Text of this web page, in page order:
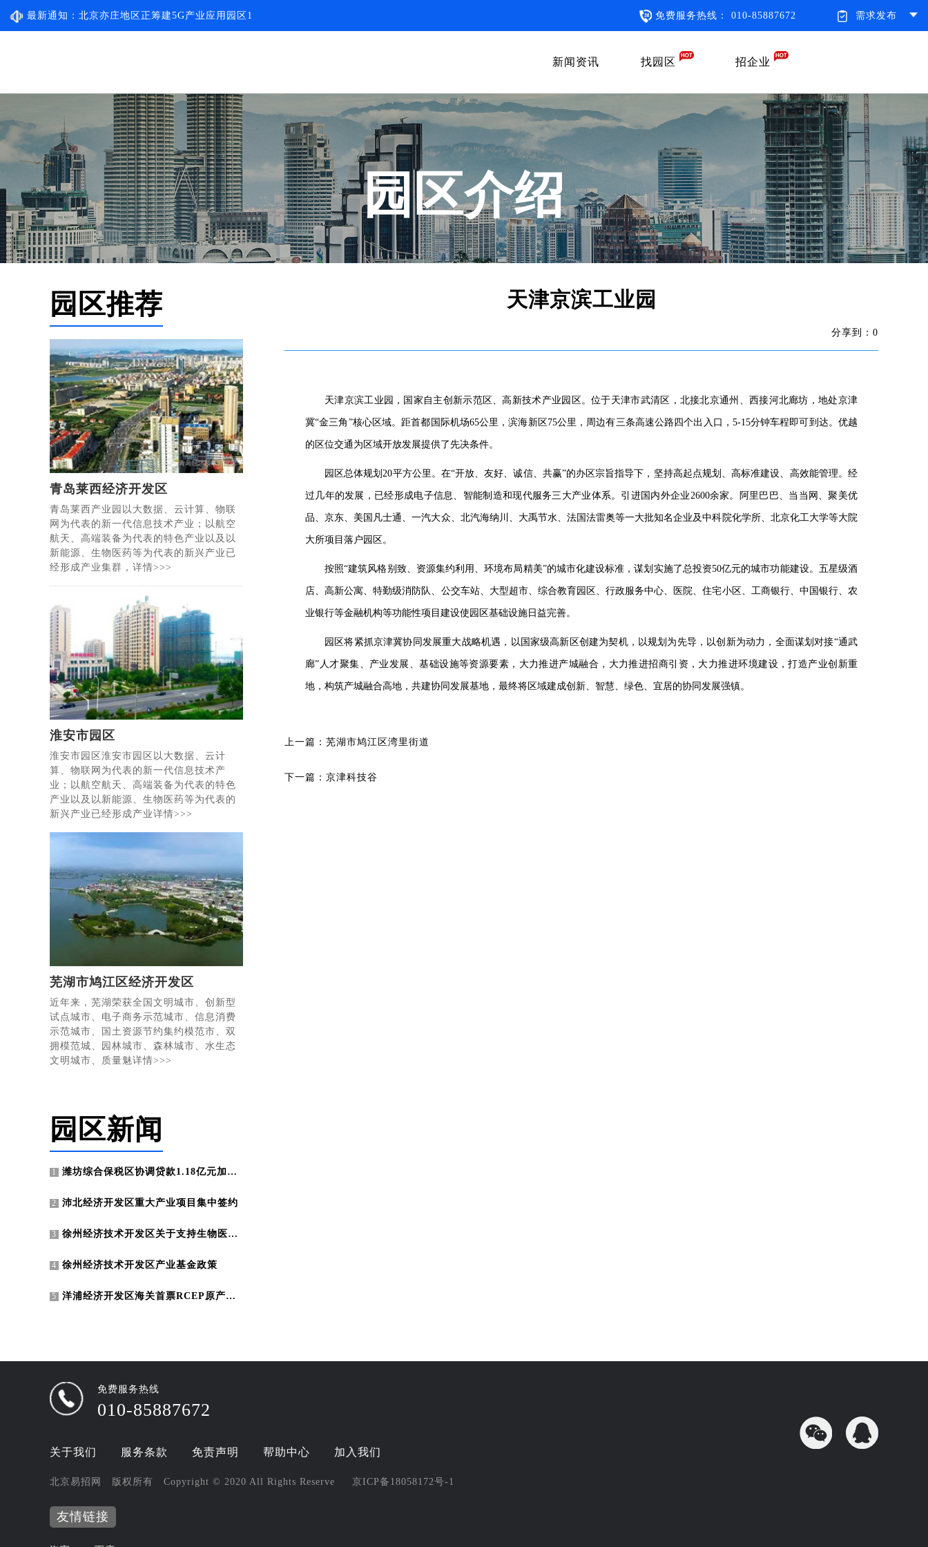
最新通知： 北京亦庄地区正筹建5G产业应用园区1 免费服务热线： 010-85887672 需求发布
新闻资讯 找园区 招企业
园区介绍
天津京滨工业园
分享到： 0
天津京滨工业园，国家自主创新示范区、高新技术产业园区。位于天津市武清区，北接北京通州、西接河北廊坊，地处京津
冀“金三角”核心区域。距首都国际机场65公里，滨海新区75公里，周边有三条高速公路四个出入口，5-15分钟车程即可到达。优越
的区位交通为区域开放发展提供了先决条件。
园区总体规划20平方公里。在“开放、友好、诚信、共赢”的办区宗旨指导下，坚持高起点规划、高标准建设、高效能管理。经
过几年的发展，已经形成电子信息、智能制造和现代服务三大产业体系。引进国内外企业2600余家。阿里巴巴、当当网、聚美优
品、京东、美国凡士通、一汽大众、北汽海纳川、大禹节水、法国法雷奥等一大批知名企业及中科院化学所、北京化工大学等大院
大所项目落户园区。
按照“建筑风格别致、资源集约利用、环境布局精美”的城市化建设标准，谋划实施了总投资50亿元的城市功能建设。五星级酒
店、高新公寓、特勤级消防队、公交车站、大型超市、综合教育园区、行政服务中心、医院、住宅小区、工商银行、中国银行、农
业银行等金融机构等功能性项目建设使园区基础设施日益完善。
园区将紧抓京津冀协同发展重大战略机遇，以国家级高新区创建为契机，以规划为先导，以创新为动力，全面谋划对接“通武
廊”人才聚集、产业发展、基础设施等资源要素，大力推进产城融合，大力推进招商引资，大力推进环境建设，打造产业创新重
地，构筑产城融合高地，共建协同发展基地，最终将区域建成创新、智慧、绿色、宜居的协同发展强镇。
上一篇： 芜湖市鸠江区湾里街道
下一篇： 京津科技谷
园区推荐
青岛莱西经济开发区
青岛莱西产业园以大数据、云计算、物联
网为代表的新一代信息技术产业；以航空
航天、高端装备为代表的特色产业以及以
新能源、生物医药等为代表的新兴产业已
经形成产业集群，详情>>>
淮安市园区
淮安市园区淮安市园区以大数据、云计
算、物联网为代表的新一代信息技术产
业；以航空航天、高端装备为代表的特色
产业以及以新能源、生物医药等为代表的
新兴产业已经形成产业详情>>>
芜湖市鸠江区经济开发区
近年来，芜湖荣获全国文明城市、创新型
试点城市、电子商务示范城市、信息消费
示范城市、国土资源节约集约模范市、双
拥模范城、园林城市、森林城市、水生态
文明城市、质量魅详情>>>
园区新闻
1 潍坊综合保税区协调贷款1.18亿元加快联东U谷项目建设
2 沛北经济开发区重大产业项目集中签约
3 徐州经济技术开发区关于支持生物医药产业发展的若干政策
4 徐州经济技术开发区产业基金政策
5 洋浦经济开发区海关首票RCEP原产地证书顺利签发
免费服务热线
010-85887672
关于我们 服务条款 免责声明 帮助中心 加入我们
北京易招网 版权所有 Copyright © 2020 All Rights Reserve 京ICP备18058172号-1
友情链接